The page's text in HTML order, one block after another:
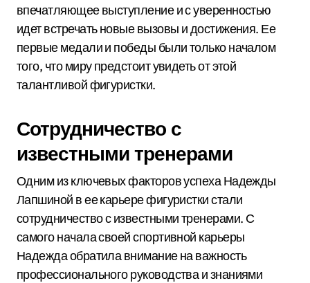
впечатляющее выступление и с уверенностью
идет встречать новые вызовы и достижения. Ее
первые медали и победы были только началом
того, что миру предстоит увидеть от этой
талантливой фигуристки.
Сотрудничество с
известными тренерами
Одним из ключевых факторов успеха Надежды
Лапшиной в ее карьере фигуристки стали
сотрудничество с известными тренерами. С
самого начала своей спортивной карьеры
Надежда обратила внимание на важность
профессионального руководства и знаниями